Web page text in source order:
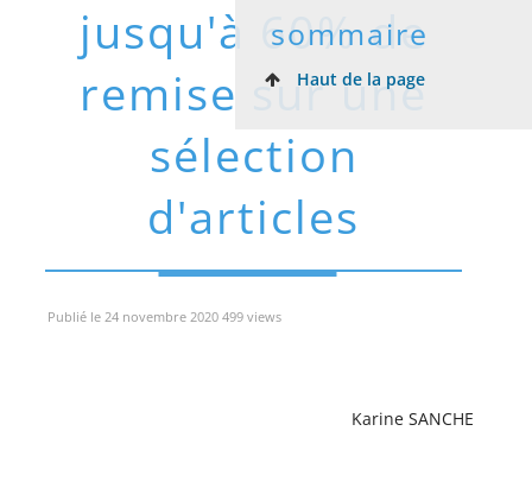
jusqu'à 60% de
remise sur une
sélection
d'articles
sommaire
Haut de la page
Publié le 24 novembre 2020 499 views
Karine SANCHE